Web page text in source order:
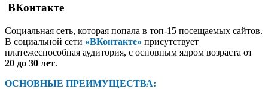
ВКонтакте
Социальная сеть, которая попала в топ-15 посещаемых сайтов.
В социальной сети «ВКонтакте» присутствует
платежеспособная аудитория, с основным ядром возраста от
20 до 30 лет.
ОСНОВНЫЕ ПРЕИМУЩЕСТВА: